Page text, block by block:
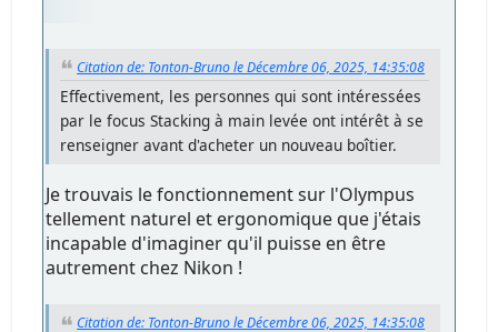
Citation de: Tonton-Bruno le Décembre 06, 2025, 14:35:08
Effectivement, les personnes qui sont intéressées
par le focus Stacking à main levée ont intérêt à se
renseigner avant d'acheter un nouveau boîtier.
Je trouvais le fonctionnement sur l'Olympus
tellement naturel et ergonomique que j'étais
incapable d'imaginer qu'il puisse en être
autrement chez Nikon !
Citation de: Tonton-Bruno le Décembre 06, 2025, 14:35:08